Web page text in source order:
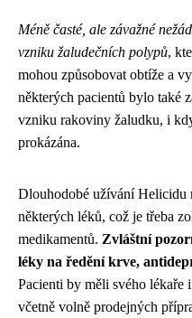
Méně časté, ale závažné
vzniku žaludečních polypů,
mohou způsobovat obtíže a
některých pacientů bylo také
vzniku rakoviny žaludku, i
prokázána.
Dlouhodobé užívání Helicidu
některých léků, což je třeba
medikamentů. Zvláštní
léky na ředění krve,
Pacienti by měli svého lékaře
včetně volně prodejných